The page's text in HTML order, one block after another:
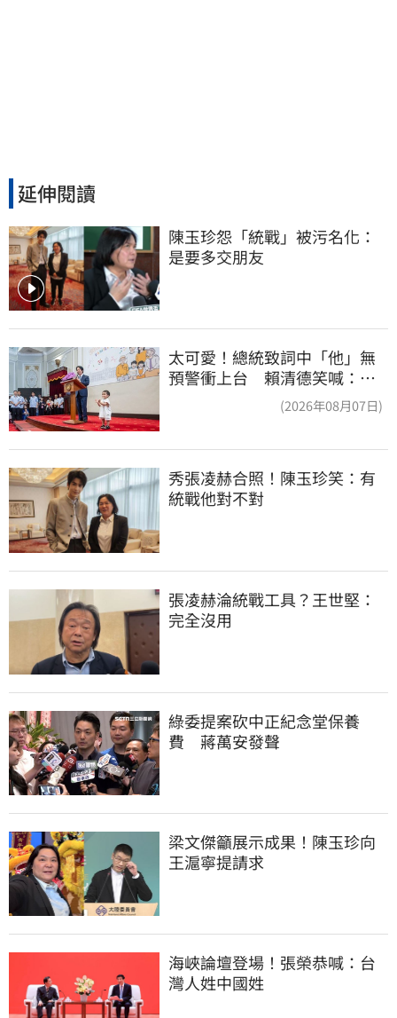
延伸閱讀
陳玉珍怨「統戰」被污名化：
是要多交朋友
太可愛！總統致詞中「他」無
預警衝上台 賴清德笑喊：卸
(2026年08月07日)
秀張凌赫合照！陳玉珍笑：有
統戰他對不對
張凌赫淪統戰工具？王世堅：
完全沒用
綠委提案砍中正紀念堂保養
費　蔣萬安發聲
梁文傑籲展示成果！陳玉珍向
王滬寧提請求
海峽論壇登場！張榮恭喊：台
灣人姓中國姓